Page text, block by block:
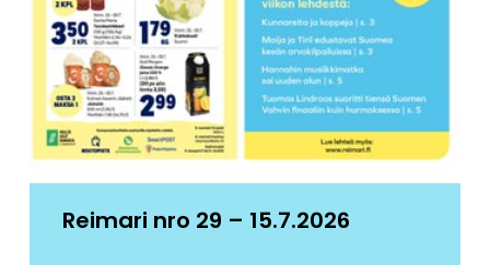
Reimari nro 29 – 15.7.2026